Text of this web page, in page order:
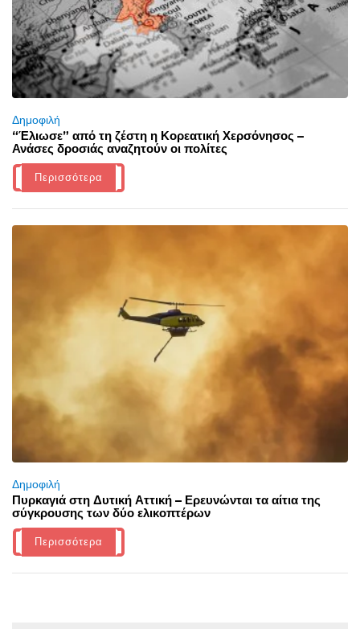
Δημοφιλή
“Έλιωσε” από τη ζέστη η Κορεατική Χερσόνησος –
Ανάσες δροσιάς αναζητούν οι πολίτες
Περισσότερα
Δημοφιλή
Πυρκαγιά στη Δυτική Αττική – Ερευνώνται τα αίτια της
σύγκρουσης των δύο ελικοπτέρων
Περισσότερα